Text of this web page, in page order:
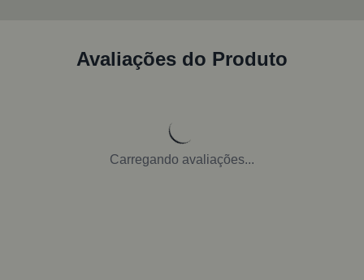
Avaliações do Produto
Carregando avaliações...